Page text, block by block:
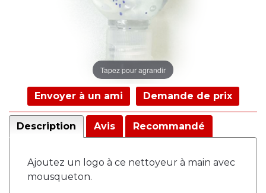
Tapez pour agrandir
Envoyer à un ami Demande de prix
Description Avis Recommandé
Ajoutez un logo à ce nettoyeur à main avec
mousqueton.